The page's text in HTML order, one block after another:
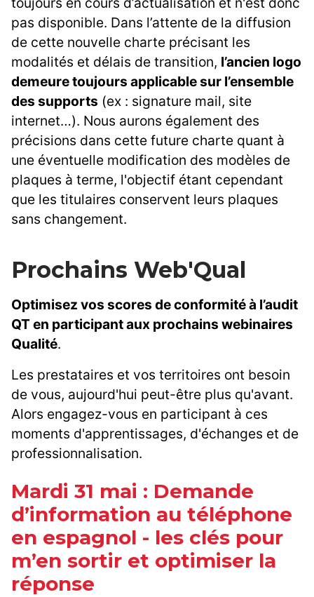
pas disponible. Dans l’attente de la diffusion
de cette nouvelle charte précisant les
modalités et délais de transition, l’ancien logo
demeure toujours applicable sur l’ensemble
des supports (ex : signature mail, site
internet…). Nous aurons également des
précisions dans cette future charte quant à
une éventuelle modification des modèles de
plaques à terme, l'objectif étant cependant
que les titulaires conservent leurs plaques
sans changement.
Prochains Web'Qual
Optimisez vos scores de conformité à l’audit
QT en participant aux prochains webinaires
Qualité.
Les prestataires et vos territoires ont besoin
de vous, aujourd'hui peut-être plus qu'avant.
Alors engagez-vous en participant à ces
moments d'apprentissages, d'échanges et de
professionnalisation.
Mardi 31 mai : Demande
d’information au téléphone
en espagnol - les clés pour
m’en sortir et optimiser la
réponse